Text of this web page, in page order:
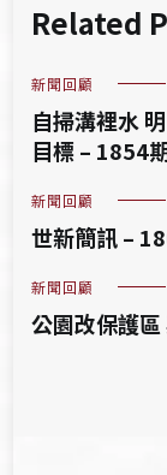
Related
新聞回顧
自掃溝裡水
目標 – 1854
新聞回顧
世新簡訊 –
新聞回顧
公園改保護